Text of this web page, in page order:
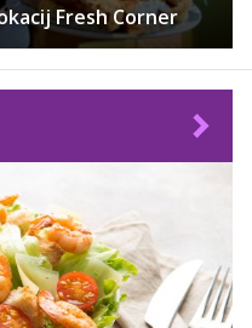
Fresh Corner